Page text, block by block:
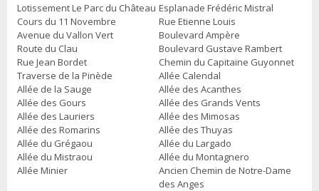
Lotissement Le Parc du Château Esplanade Frédéric Mistral
Cours du 11 Novembre
Rue Etienne Louis
Avenue du Vallon Vert
Boulevard Ampère
Route du Clau
Boulevard Gustave Rambert
Rue Jean Bordet
Chemin du Capitaine Guyonnet
Traverse de la Pinède
Allée Calendal
Allée de la Sauge
Allée des Acanthes
Allée des Gours
Allée des Grands Vents
Allée des Lauriers
Allée des Mimosas
Allée des Romarins
Allée des Thuyas
Allée du Grégaou
Allée du Largado
Allée du Mistraou
Allée du Montagnero
Allée Minier
Ancien Chemin de Notre-Dame
des Anges